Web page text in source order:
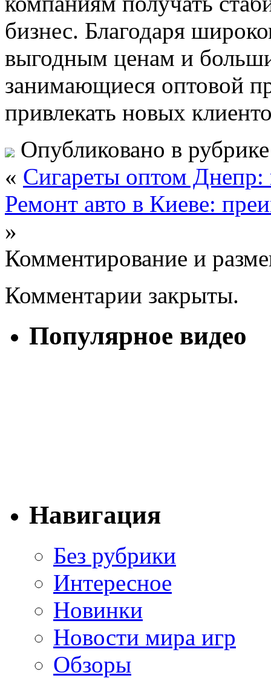
бизнес. Благодаря
выгодным ценам и
занимающиеся оптовой
привлекать новых
Опубликовано в
« Сигареты оптом
Ремонт авто в Киеве:
»
Комментирование и
Комментарии закрыты.
Популярное видео
Навигация
Без рубрики
Интересное
Новинки
Новости мира игр
Обзоры